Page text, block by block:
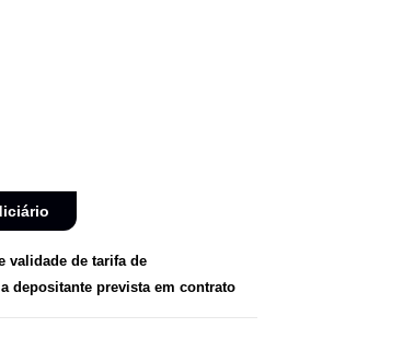
validade de tarifa de
depositante prevista em contrato